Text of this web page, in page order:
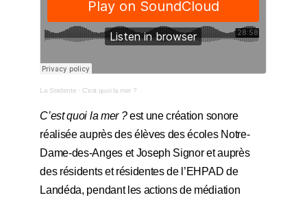
La Stridente · C'est quoi la mer ?
C’est quoi la mer ?est une création sonore
réalisée auprès des élèves des écoles Notre-
Dame-des-Anges et Joseph Signor et auprès
des résidents et résidentes de l’EHPAD de
Landéda, pendant les actions de médiation